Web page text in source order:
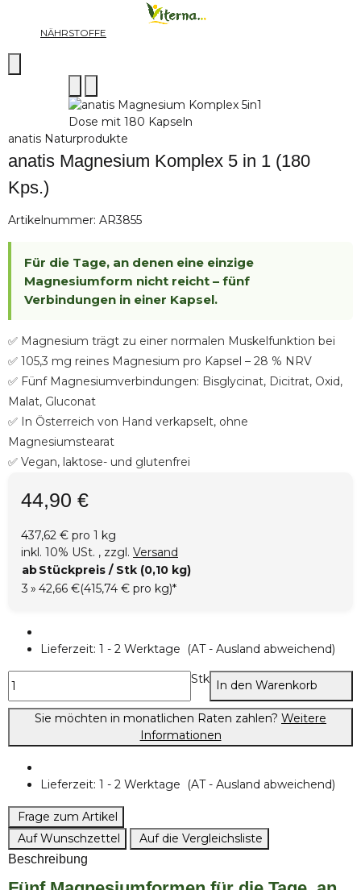
NÄHRSTOFFE
anatis Naturprodukte
anatis Magnesium Komplex 5 in 1 (180
Kps.)
Artikelnummer: AR3855
Für die Tage, an denen eine einzige
Magnesiumform nicht reicht – fünf
Verbindungen in einer Kapsel.
✅ Magnesium trägt zu einer normalen Muskelfunktion bei
✅ 105,3 mg reines Magnesium pro Kapsel – 28 % NRV
✅ Fünf Magnesiumverbindungen: Bisglycinat, Dicitrat, Oxid,
Malat, Gluconat
✅ In Österreich von Hand verkapselt, ohne
Magnesiumstearat
✅ Vegan, laktose- und glutenfrei
44,90 €
437,62 € pro 1 kg
inkl. 10% USt. , zzgl. Versand
abStückpreis / Stk (0,10 kg)
3 » 42,66 €(415,74 € pro kg)*
Lieferzeit: 1 - 2 Werktage (AT - Ausland abweichend)
Stk In den Warenkorb
Sie möchten in monatlichen Raten zahlen? Weitere
Informationen
Lieferzeit: 1 - 2 Werktage (AT - Ausland abweichend)
Frage zum Artikel
Auf Wunschzettel
Auf die Vergleichsliste
Beschreibung